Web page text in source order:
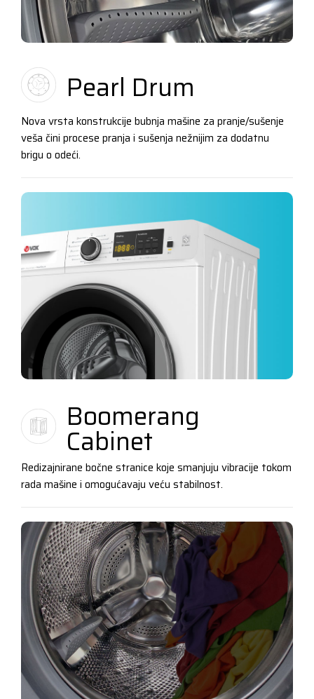
Pearl Drum
Nova vrsta konstrukcije bubnja mašine za pranje/sušenje
veša čini procese pranja i sušenja nežnijim za dodatnu
brigu o odeći.
Boomerang
Cabinet
Redizajnirane bočne stranice koje smanjuju vibracije tokom
rada mašine i omogućavaju veću stabilnost.